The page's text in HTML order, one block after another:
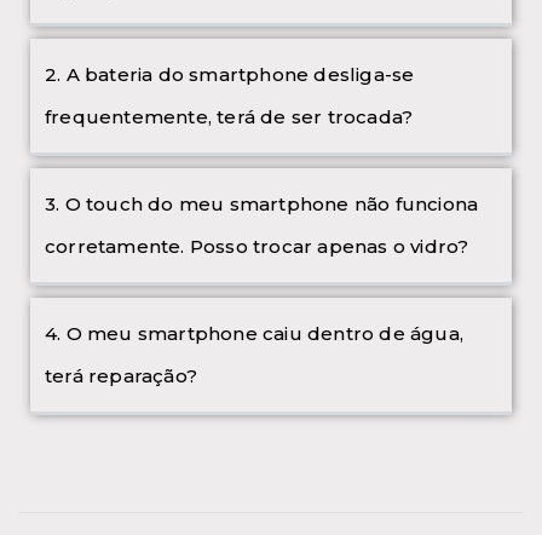
2. A bateria do smartphone desliga-se
frequentemente, terá de ser trocada?
3. O touch do meu smartphone não funciona
corretamente. Posso trocar apenas o vidro?
4. O meu smartphone caiu dentro de água,
terá reparação?